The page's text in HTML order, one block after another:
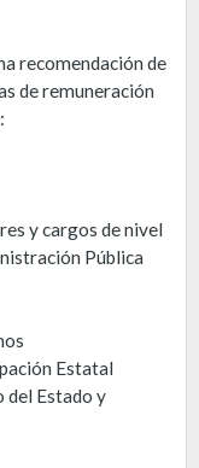
recomendación de
de remuneración
y cargos de nivel
Pública
Estatal
del Estado y